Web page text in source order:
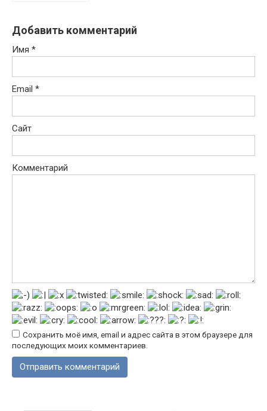
Добавить комментарий
Имя *
Email *
Сайт
Комментарий
Сохранить моё имя, email и адрес сайта в этом браузере для
последующих моих комментариев.